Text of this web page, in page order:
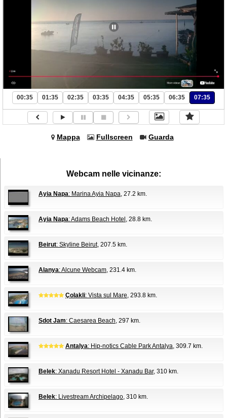
00:35 01:35 02:35 03:35 04:35 05:35 06:35 07:35
Mappa Fullscreen Guarda
Webcam nelle vicinanze:
Ayia Napa: Marina Ayia Napa, 27.2 km.
Ayia Napa: Adams Beach Hotel , 28.8 km.
Beirut: Skyline Beirut, 207.5 km.
Alanya: Alcune Webcam, 231.4 km.
Çolakli: Vista sul Mare, 293.8 km.
Sdot Jam: Caesarea Beach, 297 km.
Antalya: Hip-notics Cable Park Antalya, 309.7 km.
Belek: Xanadu Resort Hotel - Xanadu Bar, 310 km.
Belek: Livestream Archipelago, 310 km.